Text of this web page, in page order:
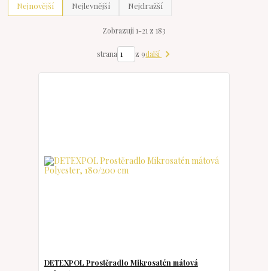
Nejnovější Nejlevnější Nejdražší
Zobrazuji 1-21 z 183
strana z 9další
DETEXPOL Prostěradlo Mikrosatén mátová